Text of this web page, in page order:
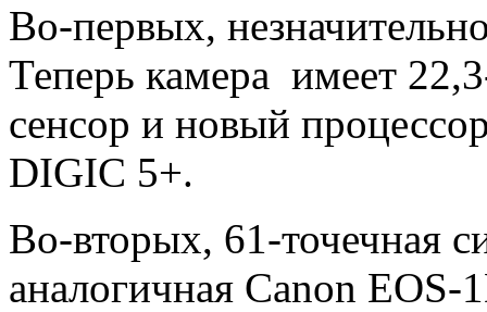
Во-первых,
Теперь камера имеет
сенсор и новый
DIGIC 5+.
Во-вторых, 61-точечная
аналогичная Canon EOS-